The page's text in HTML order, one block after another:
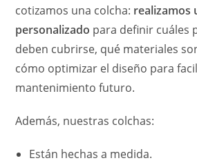
cotizamos una colcha: realizamos
personalizado para definir cuáles
deben cubrirse, qué materiales
cómo optimizar el diseño para
mantenimiento futuro.
Además, nuestras colchas:
Están hechas a medida.